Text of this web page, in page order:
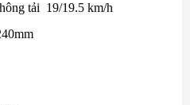
tải 19/19.5 km/h